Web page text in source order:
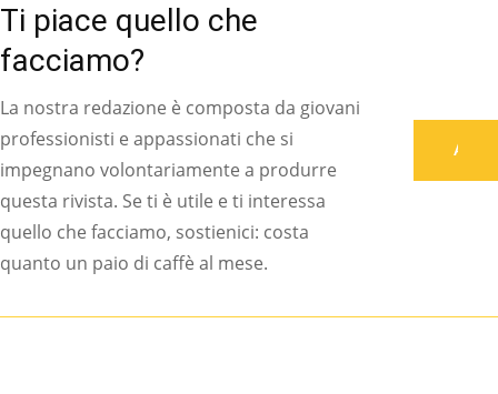
Ti piace quello che
facciamo?
La nostra redazione è composta da giovani
professionisti e appassionati che si
impegnano volontariamente a produrre
questa rivista. Se ti è utile e ti interessa
quello che facciamo, sostienici: costa
quanto un paio di caffè al mese.